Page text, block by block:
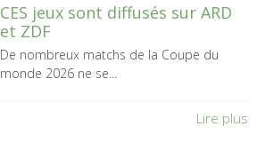
CES jeux sont diffusés sur ARD
et ZDF
De nombreux matchs de la Coupe du
monde 2026 ne se...
Lire plus